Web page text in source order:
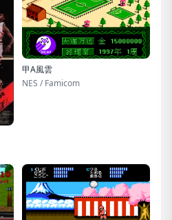
甲A風雲
NES / Famicom